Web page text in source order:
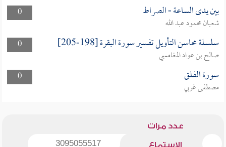
0
بين يدى الساعة - الصراط
شعبان محمود عبد الله
0
سلسلة محاسن التأويل تفسير سورة البقرة [198-205]
صالح بن عواد المغامسي
0
سورة الفلق
مصطفى غربي
عدد مرات
الاستماع 3095055517